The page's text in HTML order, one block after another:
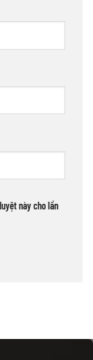
này cho lần